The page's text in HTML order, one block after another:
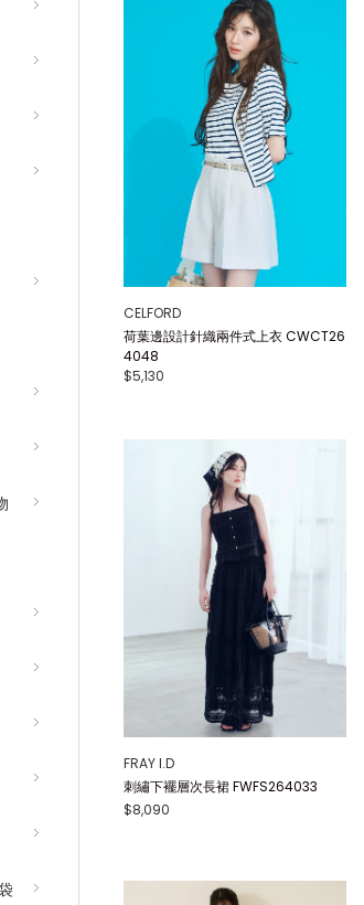
CELFORD
荷葉邊設計針織兩件式上衣 CWCT26
4048
$5,130
FRAY I.D
刺繡下襬層次長裙 FWFS264033
$8,090